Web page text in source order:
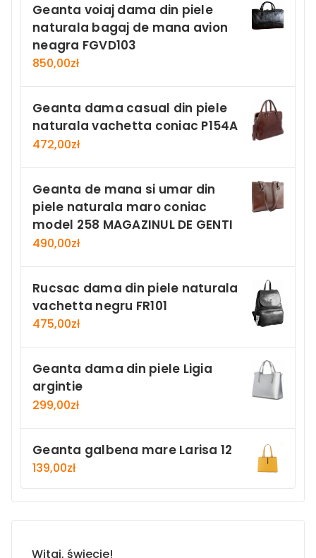
Geanta voiaj dama din piele
naturala bagaj de mana avion
neagra FGVD103
850,00zł
Geanta dama casual din piele
naturala vachetta coniac P154A
472,00zł
Geanta de mana si umar din
piele naturala maro coniac
model 258 MAGAZINUL DE GENTI
490,00zł
Rucsac dama din piele naturala
vachetta negru FR101
475,00zł
Geanta dama din piele Ligia
argintie
299,00zł
Geanta galbena mare Larisa 12
139,00zł
Witaj, świecie!